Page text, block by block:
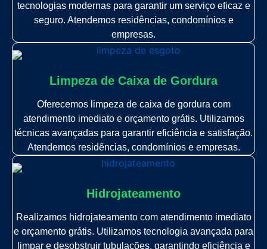
tecnologias modernas para garantir um serviço eficaz e
seguro. Atendemos residências, condomínios e
empresas.
Limpeza de Caixa de Gordura
Oferecemos limpeza de caixa de gordura com
atendimento imediato e orçamento grátis. Utilizamos
técnicas avançadas para garantir eficiência e satisfação.
Atendemos residências, condomínios e empresas.
Hidrojateamento
Realizamos hidrojateamento com atendimento imediato
e orçamento grátis. Utilizamos tecnologia avançada para
limpar e desobstruir tubulações, garantindo eficiência e